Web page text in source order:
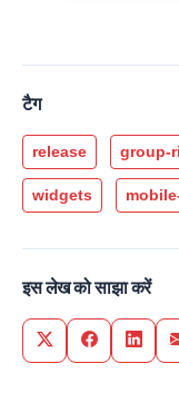
टैग
release group-
widgets
इस लेख को साझा करें
Share on Twitter
Share onShare